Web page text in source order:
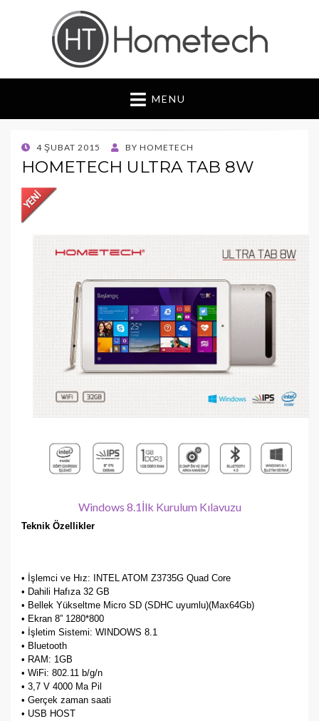
Hometech | Blog
"Daima yenilikçi, Daima güvenilir"
MENU
POSTED
ON
4 ŞUBAT 2015 BY HOMETECH
HOMETECH ULTRA TAB 8W
Windows 8.1İlk Kurulum Kılavuzu
Teknik Özellikler
• İşlemci ve Hız: INTEL ATOM Z3735G Quad Core
• Dahili Hafıza 32 GB
• Bellek Yükseltme Micro SD (SDHC uyumlu)(Max64Gb)
• Ekran 8” 1280*800
• İşletim Sistemi: WINDOWS 8.1
• Bluetooth
• RAM: 1GB
• WiFi: 802.11 b/g/n
• 3,7 V 4000 Ma Pil
• Gerçek zaman saati
• USB HOST